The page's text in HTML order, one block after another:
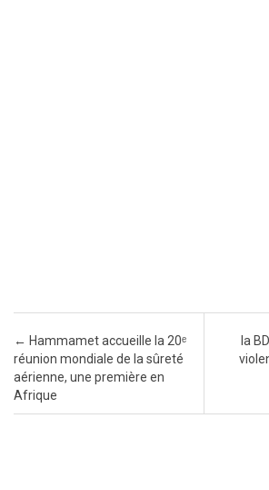
Post navigation
← Hammamet accueille la 20ᵉ
réunion mondiale de la sûreté
aérienne, une première en
Afrique
la